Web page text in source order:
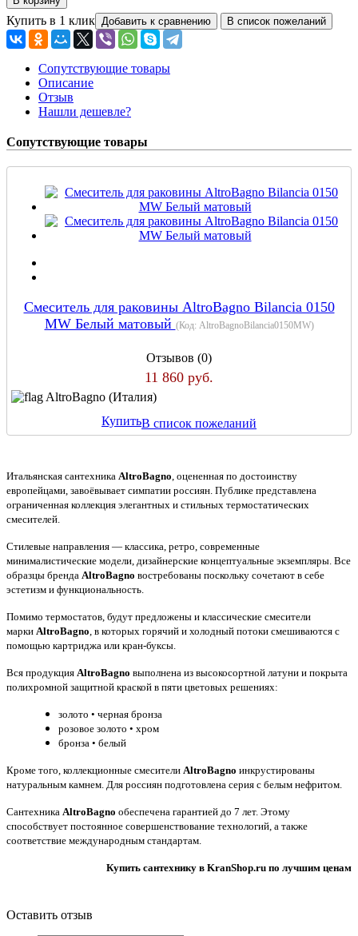
Купить в 1 клик
Сопутствующие товары
Описание
Отзыв
Нашли дешевле?
Сопутствующие товары
Смеситель для раковины AltroBagno Bilancia 0150
MW Белый матовый (Код: AltroBagnoBilancia0150MW)
Отзывов (0)
11 860 руб.
AltroBagno (Италия)
КупитьВ список пожеланий
Итальянская сантехника AltroBagno , оцененная по достоинству
европейцами, завоёвывает симпатии россиян. Публике представлена
ограниченная коллекция элегантных и стильных термостатических
смесителей.
Стилевые направления — классика, ретро, современные
минималистические модели, дизайнерские концептуальные экземпляры. Все
образцы бренда AltroBagno востребованы поскольку сочетают в себе
эстетизм и функциональность.
Помимо термостатов, будут предложены и классические смесители
марки AltroBagno , в которых горячий и холодный потоки смешиваются с
помощью картриджа или кран-буксы.
Вся продукция AltroBagno выполнена из высокосортной латуни и покрыта
полихромной защитной краской в пяти цветовых решениях:
золото • черная бронза
розовое золото • хром
бронза • белый
Кроме того, коллекционные смесители AltroBagno инкрустированы
натуральным камнем. Для россиян подготовлена серия с белым нефритом.
Сантехника AltroBagno обеспечена гарантией до 7 лет. Этому
способствует постоянное совершенствование технологий, а также
соответствие международным стандартам.
Купить сантехнику в KranShop.ru по лучшим ценам
Оставить отзыв